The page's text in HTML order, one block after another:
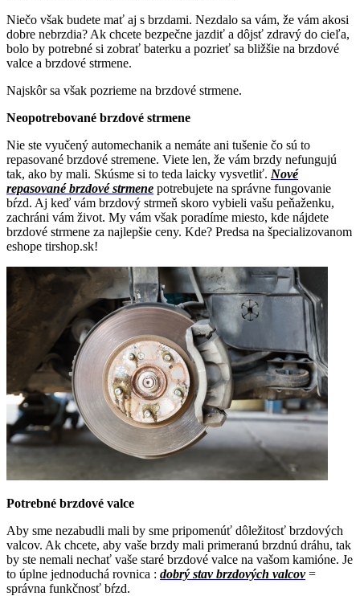
Niečo však budete mať aj s brzdami. Nezdalo sa vám, že vám akosi
dobre nebrzdia? Ak chcete bezpečne jazdiť a dôjsť zdravý do cieľa,
bolo by potrebné si zobrať baterku a pozrieť sa bližšie na brzdové
valce a brzdové strmene.
Najskôr sa však pozrieme na brzdové strmene.
Neopotrebované brzdové strmene
Nie ste vyučený automechanik a nemáte ani tušenie čo sú to
repasované brzdové stremene. Viete len, že vám brzdy nefungujú
tak, ako by mali. Skúsme si to teda laicky vysvetliť. Nové
repasované brzdové strmene potrebujete na správne fungovanie
bŕzd. Aj keď vám brzdový strmeň skoro vybieli vašu peňaženku,
zachráni vám život. My vám však poradíme miesto, kde nájdete
brzdové strmene za najlepšie ceny. Kde? Predsa na špecializovanom
eshope tirshop.sk!
Potrebné brzdové valce
Aby sme nezabudli mali by sme pripomenúť dôležitosť brzdových
valcov. Ak chcete, aby vaše brzdy mali primeranú brzdnú dráhu, tak
by ste nemali nechať vaše staré brzdové valce na vašom kamióne. Je
to úplne jednoduchá rovnica : dobrý stav brzdových valcov=
správna funkčnosť bŕzd.